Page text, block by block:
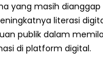
yang masih
literasi
publik dalam
di platform digital.